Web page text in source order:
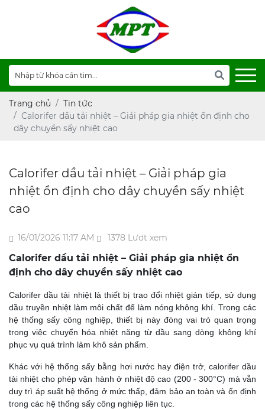
Trang chủ
Tin tức
Calorifer dầu tải nhiệt – Giải pháp gia nhiệt ổn định cho
dây chuyền sấy nhiệt cao
Calorifer dầu tải nhiệt – Giải pháp gia
nhiệt ổn định cho dây chuyền sấy nhiệt
cao
16/01/2026 11:17 AM 1378 Lượt xem
Calorifer dầu tải nhiệt – Giải pháp gia nhiệt ổn
định cho dây chuyền sấy nhiệt cao
Calorifer dầu tải nhiệt là thiết bị trao đổi nhiệt gián tiếp, sử dụng
dầu truyền nhiệt làm môi chất để làm nóng không khí. Trong các
hệ thống sấy công nghiệp, thiết bị này đóng vai trò quan trọng
trong việc chuyển hóa nhiệt năng từ dầu sang dòng không khí
phục vụ quá trình làm khô sản phẩm.
Khác với hệ thống sấy bằng hơi nước hay điện trở, calorifer dầu
tải nhiệt cho phép vận hành ở nhiệt độ cao (200 - 300°C) mà vẫn
duy trì áp suất hệ thống ở mức thấp, đảm bảo an toàn và ổn định
trong các hệ thống sấy công nghiệp liên tục.